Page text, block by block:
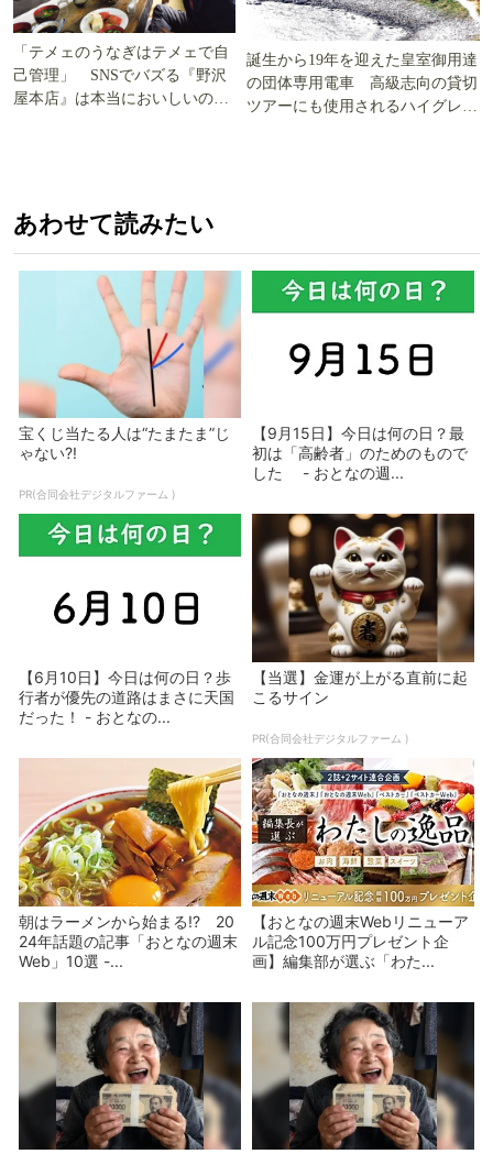
「テメェのうなぎはテメェで自
己管理」 SNSでバズる『野沢
屋本店』は本当においしいの
誕生から19年を迎えた皇室御用達
の団体専用電車 高級志向の貸切
ツアーにも使用されるハイグレー
あわせて読みたい
宝くじ当たる人は“たまたま”じ
ゃない?!
PR(合同会社デジタルファーム )
【9月15日】今日は何の日？最
初は「高齢者」のためのもので
した - おとなの週...
【6月10日】今日は何の日？歩
行者が優先の道路はまさに天国
だった！ - おとなの...
【当選】金運が上がる直前に起
こるサイン
PR(合同会社デジタルファーム )
朝はラーメンから始まる!? 20
24年話題の記事「おとなの週末
Web」10選 -...
【おとなの週末Webリニューア
ル記念100万円プレゼント企
画】編集部が選ぶ「わた...